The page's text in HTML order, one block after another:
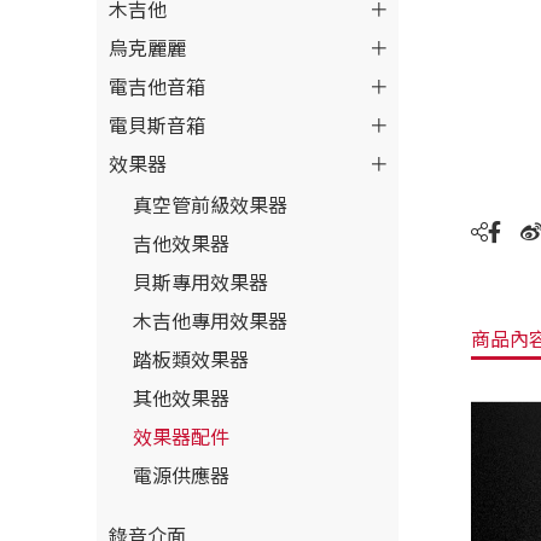
木吉他
烏克麗麗
電吉他音箱
電貝斯音箱
效果器
真空管前級效果器
吉他效果器
貝斯專用效果器
木吉他專用效果器
踏板類效果器
其他效果器
效果器配件
電源供應器
商品內